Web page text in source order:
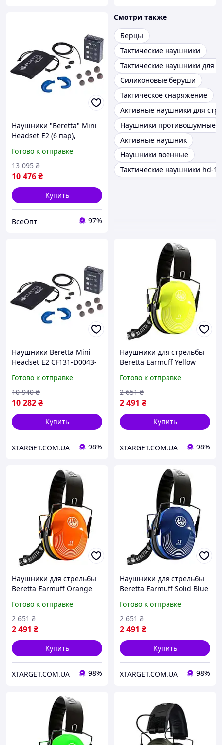
Наушники "Beretta" Mini
Headset E2 (6 пар),
съемный микрофон
Готово к отправке
10 476₴
13 095 ₴
Купить
ВсеОпт 97%
Смотри также
Берцы
Тактические наушники
Тактические наушники для
Силиконовые беруши
Тактическое снаряжение
Активные наушники для
Наушники противошумные
Активные наушник
Наушники военные
Тактические наушники hd-16
Наушники Beretta Mini
Headset E2 CF131-D0043-
Готово к отправке
10 282₴
10 940 ₴
Купить
XTARGET.COM.UA 98%
Наушники для стрельбы
Beretta Earmuff Yellow
Готово к отправке
2 491 ₴
2 651 ₴
Купить
XTARGET.COM.UA 98%
Наушники для стрельбы
Beretta Earmuff Orange
Готово к отправке
2 491 ₴
2 651 ₴
Купить
XTARGET.COM.UA 98%
Наушники для стрельбы
Beretta Earmuff Solid Blue
Готово к отправке
2 491 ₴
2 651 ₴
Купить
XTARGET.COM.UA 98%